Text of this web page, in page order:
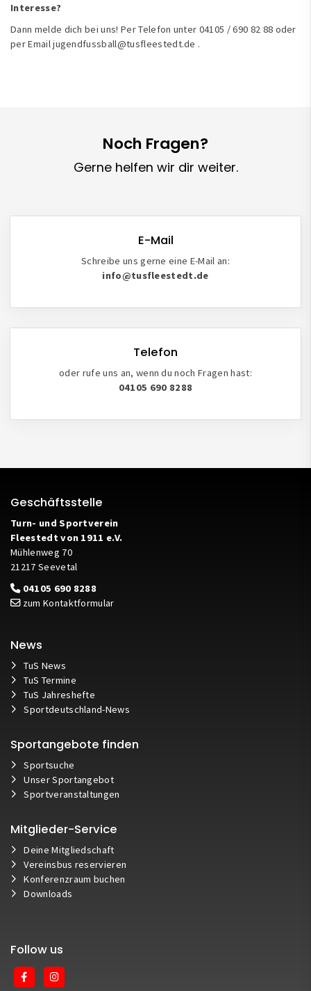
Interesse?
Dann melde dich bei uns! Per Telefon unter 04105 / 690 82 88 oder
per Email jugendfussball@tusfleestedt.de .
Noch Fragen?
Gerne helfen wir dir weiter.
E-Mail
Schreibe uns gerne eine E-Mail an:
info@tusfleestedt.de
Telefon
oder rufe uns an, wenn du noch Fragen hast:
04105 690 8288
Geschäftsstelle
Turn- und Sportverein
Fleestedt von 1911 e.V.
Mühlenweg 70
21217 Seevetal
04105 690 8288
zum Kontaktformular
News
TuS News
TuS Termine
TuS Jahreshefte
Sportdeutschland-News
Sportangebote finden
Sportsuche
Unser Sportangebot
Sportveranstaltungen
Mitglieder-Service
Deine Mitgliedschaft
Vereinsbus reservieren
Konferenzraum buchen
Downloads
Follow us